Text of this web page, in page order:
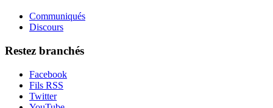
Communiqués
Discours
Restez branchés
Facebook
Fils RSS
Twitter